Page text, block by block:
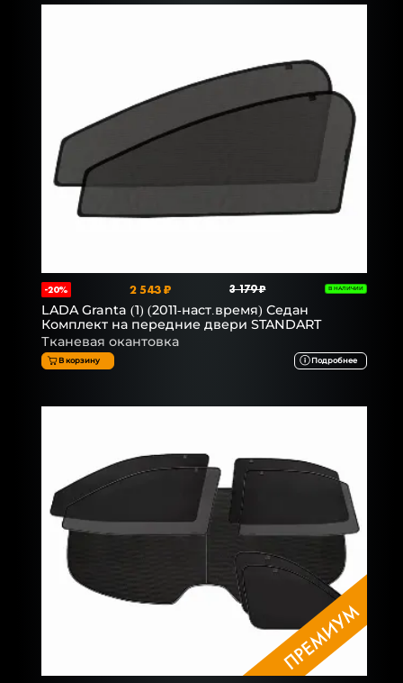
-20% 2 543 ₽ 3 179 ₽ В НАЛИЧИИ
LADA Granta (1) (2011-наст.время) Седан
Комплект на передние двери STANDART
Тканевая окантовка
В корзину Подробнее